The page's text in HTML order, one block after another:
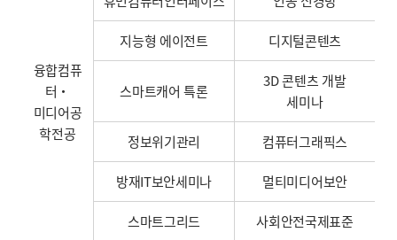
융합컴퓨
터・
미디어공
학전공
지능형 에이전트 디지털콘텐츠
스마트캐어 특론
3D 콘텐츠 개발
세미나
정보위기관리 컴퓨터그래픽스
방재IT보안세미나 멀티미디어보안
스마트그리드 사회안전국제표준